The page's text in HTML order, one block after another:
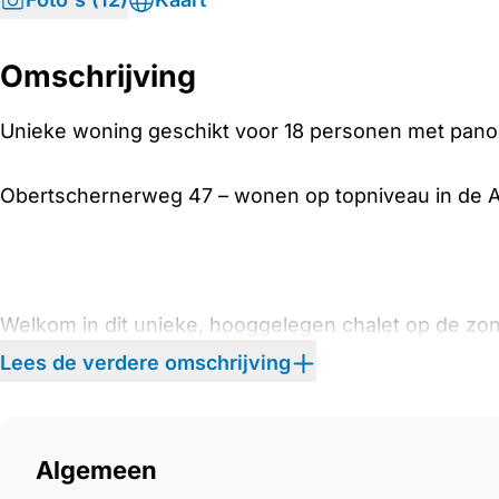
Omschrijving
Unieke woning geschikt voor 18 personen met
Obertschernerweg 47 – wonen op topniveau in de
Welkom in dit unieke, hooggelegen chalet op de
(1168 meter), met een adembenemend uitzicht van
Lees de verdere omschrijving
Algemeen